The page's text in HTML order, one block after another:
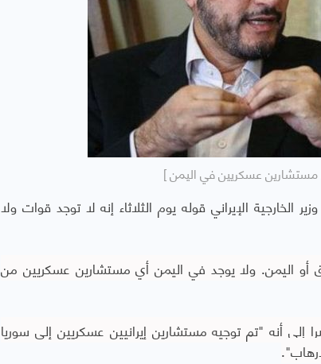
مستشارين عسكريين في اليمن ]
الخارجية الإيراني قوله يوم الثلاثاء إنه لا توجد قوات ولا
أو اليمن. ولا يوجد في اليمن أي مستشارين عسكريين من
إلى أنه "تم توجيه مستشارين إيرانيين عسكريين إلى سوريا